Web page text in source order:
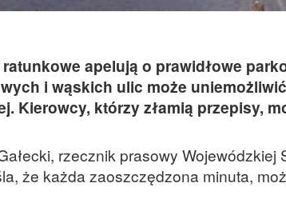
ratunkowe apelują o prawidłowe
i wąskich ulic może
Kierowcy, którzy złamią przepisy,
rzecznik prasowy
że każda zaoszczędzona minuta,